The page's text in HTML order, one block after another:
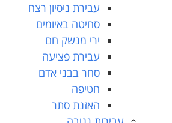
עבירת ניסיון רצח
סחיטה באיומים
ירי מנשק חם
עבירת פציעה
סחר בבני אדם
חטיפה
האזנת סתר